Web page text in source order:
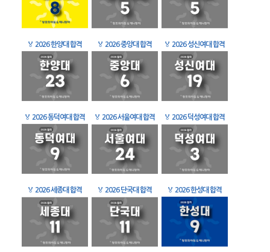
🏅 2026 한양대 합격 🏅 2026 중앙대 합격 🏅 2026 성신여대 합격
🏅 2026 동덕여대 합격 🏅 2026 서울여대 합격 🏅 2026 덕성여대 합격
🏅 2026 세종대 합격 🏅 2026 단국대 합격 🏅 2026 한성대 합격